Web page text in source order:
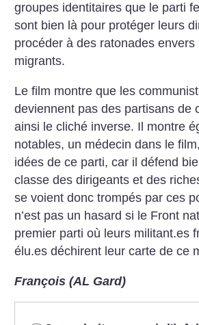
groupes identitaires que le parti
sont bien là pour protéger leurs
procéder à des ratonades envers
migrants.
Le film montre que les
deviennent pas des partisans de
ainsi le cliché inverse. Il montre
notables, un médecin dans le
idées de ce parti, car il défend
classe des dirigeants et des
se voient donc trompés par ces
n’est pas un hasard si le Front
premier parti où leurs militant.es
élu.es déchirent leur carte de ce
François (AL Gard)